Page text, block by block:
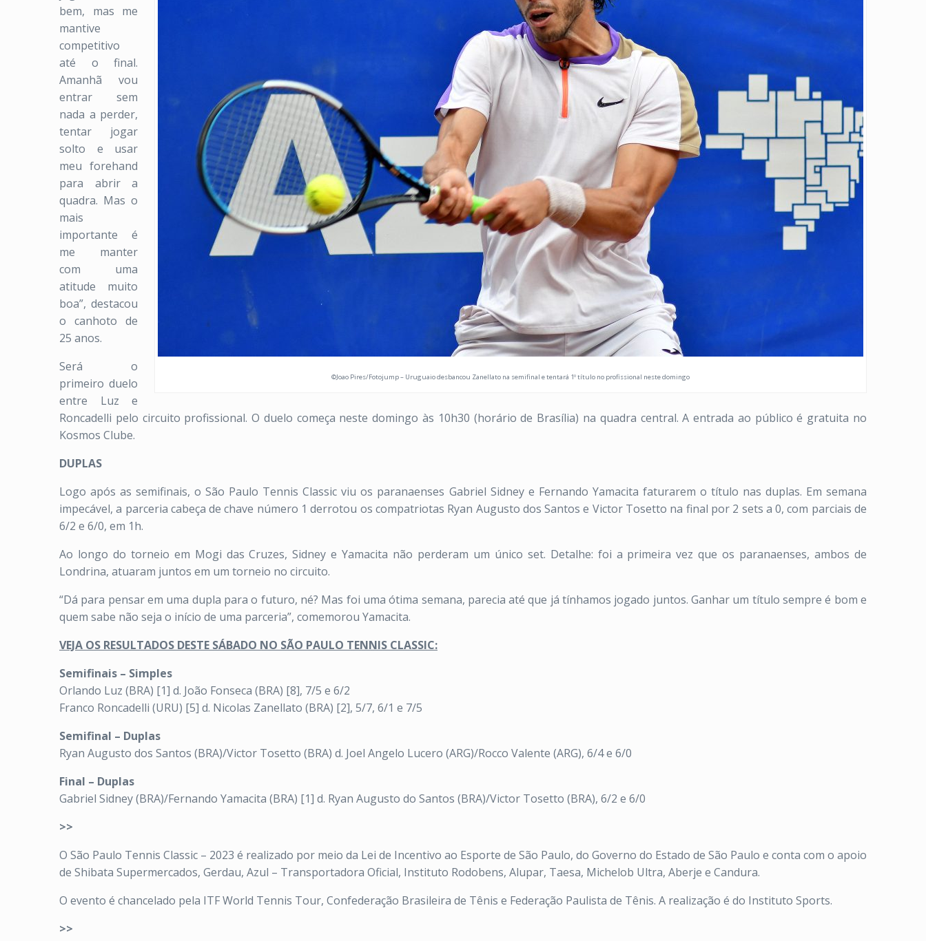
©Joao Pires/Fotojump – Uruguaio desbancou Zanellato na semifinal e tentará 1º título no profissional neste domingo
bem, mas me
mantive
competitivo
até o final.
Amanhã vou
entrar sem
nada a perder,
tentar jogar
solto e usar
meu forehand
para abrir a
quadra. Mas o
mais
importante é
me manter
com uma
atitude muito
boa”, destacou
o canhoto de
25 anos.
Será o
primeiro duelo
entre Luz e
Roncadelli pelo circuito profissional. O duelo começa neste domingo às 10h30 (horário de Brasília) na quadra central. A entrada ao público é gratuita no
Kosmos Clube.
DUPLAS
Logo após as semifinais, o São Paulo Tennis Classic viu os paranaenses Gabriel Sidney e Fernando Yamacita faturarem o título nas duplas. Em semana
impecável, a parceria cabeça de chave número 1 derrotou os compatriotas Ryan Augusto dos Santos e Victor Tosetto na final por 2 sets a 0, com parciais de
6/2 e 6/0, em 1h.
Ao longo do torneio em Mogi das Cruzes, Sidney e Yamacita não perderam um único set. Detalhe: foi a primeira vez que os paranaenses, ambos de
Londrina, atuaram juntos em um torneio no circuito.
“Dá para pensar em uma dupla para o futuro, né? Mas foi uma ótima semana, parecia até que já tínhamos jogado juntos. Ganhar um título sempre é bom e
quem sabe não seja o início de uma parceria”, comemorou Yamacita.
VEJA OS RESULTADOS DESTE SÁBADO NO SÃO PAULO TENNIS CLASSIC:
Semifinais – Simples
Orlando Luz (BRA) [1] d. João Fonseca (BRA) [8], 7/5 e 6/2
Franco Roncadelli (URU) [5] d. Nicolas Zanellato (BRA) [2], 5/7, 6/1 e 7/5
Semifinal – Duplas
Ryan Augusto dos Santos (BRA)/Victor Tosetto (BRA) d. Joel Angelo Lucero (ARG)/Rocco Valente (ARG), 6/4 e 6/0
Final – Duplas
Gabriel Sidney (BRA)/Fernando Yamacita (BRA) [1] d. Ryan Augusto do Santos (BRA)/Victor Tosetto (BRA), 6/2 e 6/0
>>
O São Paulo Tennis Classic – 2023 é realizado por meio da Lei de Incentivo ao Esporte de São Paulo, do Governo do Estado de São Paulo e conta com o apoio
de Shibata Supermercados, Gerdau, Azul – Transportadora Oficial, Instituto Rodobens, Alupar, Taesa, Michelob Ultra, Aberje e Candura.
O evento é chancelado pela ITF World Tennis Tour, Confederação Brasileira de Tênis e Federação Paulista de Tênis. A realização é do Instituto Sports.
>>